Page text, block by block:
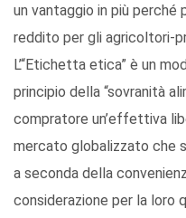
un vantaggio in più perché
reddito per gli agricoltori-
L’“Etichetta etica” è un
principio della “sovranità
compratore un’effettiva
mercato globalizzato che
a seconda della
considerazione per la loro